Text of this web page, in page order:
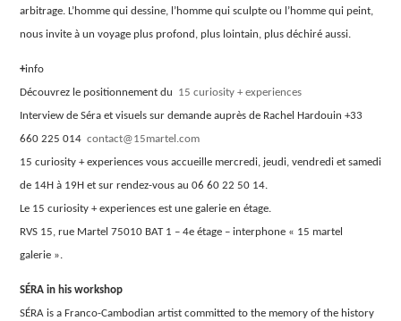
arbitrage. L’homme qui dessine, l’homme qui sculpte ou l’homme qui peint,
nous invite à un voyage plus profond, plus lointain, plus déchiré aussi.
+info
Découvrez le positionnement du
15 curiosity + experiences
Interview de Séra et visuels sur demande auprès de Rachel Hardouin +33
660 225 014 contact@15martel.com
15 curiosity + experiences vous accueille mercredi, jeudi, vendredi et samedi
de 14H à 19H et sur rendez-vous au 06 60 22 50 14.
Le 15 curiosity + experiences est une galerie en étage.
RVS 15, rue Martel 75010 BAT 1 – 4e étage – interphone « 15 martel
galerie ».
SÉRA in his workshop
SÉRA is a Franco-Cambodian artist committed to the memory of the history